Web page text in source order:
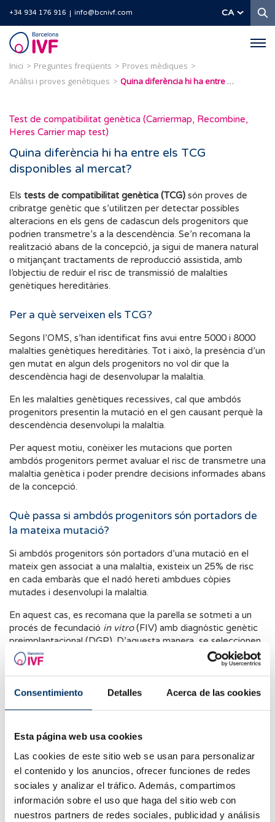
Consentimiento Detalles Acerca de las cookies
Esta página web usa cookies
Las cookies de este sitio web se usan para personalizar
el contenido y los anuncios, ofrecer funciones de redes
sociales y analizar el tráfico. Además, compartimos
información sobre el uso que haga del sitio web con
nuestros partners de redes sociales, publicidad y análisis
+34 934 176 916 info@bcnivf.com CA
Barcelona
IVF
Inici Preguntes freqüents
Proves mèdiques
Anàlisi i proves genètiques
Quina diferència hi ha entre els TCG disponibles al mercat?
Test de compatibilitat genètica (Carriermap, Recombine,
Heres Carrier map test)
Quina diferència hi ha entre els TCG
disponibles al mercat?
Els tests de compatibilitat genètica (TCG) són proves de
cribratge genètic que s’utilitzen per detectar possibles
alteracions en els gens de cadascun dels progenitors que
podrien transmetre’s a la descendència. Se’n recomana la
realització abans de la concepció, ja sigui de manera natural
o mitjançant tractaments de reproducció assistida, amb
l’objectiu de reduir el risc de transmissió de malalties
genètiques hereditàries.
Per a què serveixen els TCG?
Segons l’OMS, s’han identificat fins avui entre 5000 i 8000
malalties genètiques hereditàries. Tot i això, la presència d’un
gen mutat en algun dels progenitors no vol dir que la
descendència hagi de desenvolupar la malaltia.
En les malalties genètiques recessives, cal que ambdós
progenitors presentin la mutació en el gen causant perquè la
descendència desenvolupi la malaltia.
Per aquest motiu, conèixer les mutacions que porten
ambdós progenitors permet avaluar el risc de transmetre una
malaltia genètica i poder prendre decisions informades abans
de la concepció.
Què passa si ambdós progenitors són portadors de
la mateixa mutació?
Si ambdós progenitors són portadors d’una mutació en el
mateix gen associat a una malaltia, existeix un 25% de risc
en cada embaràs que el nadó hereti ambdues còpies
mutades i desenvolupi la malaltia.
En aquest cas, es recomana que la parella se sotmeti a un
procés de fecundació in vitro(FIV) amb diagnòstic genètic
preimplantacional (DGP). D’aquesta manera, se seleccionen
només aquells embrions que siguin genèticament sans per a
realitzar-ne la transferència.
Una altra opció és utilitzar un donant de gàmetes, ja sigui de
Quan està indicat fer un TCG?
El TCG es pot fer a qualsevol parella, independentment de si
presenten o no problemes de fertilitat. Tot i així, es
recomana especialment en parelles que:
Tinguin antecedents familiars de malalties genètiques.